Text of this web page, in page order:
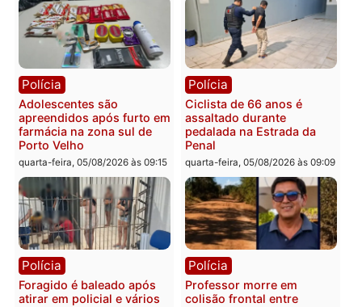
quarta-feira, 05/08/2026 às
Rondônia
Médicos são investigados
por suspeita de receber
salário sem cumprir carga
horária em RO
quarta-feira, 05/08/2026 às 12:25
Polícia
Operação Contemplados
cumpre mandados e
prende investigado por
fraude na falsa oferta de
financiamentos
quarta-feira, 05/08/2026 às